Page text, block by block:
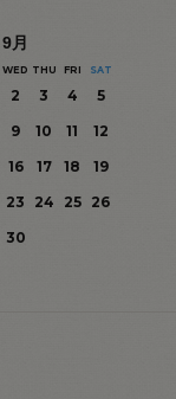
9月
WED THU FRI SAT
2 3 4
5
9 10 11
12
16 17 18
19
23 24 25
26
30